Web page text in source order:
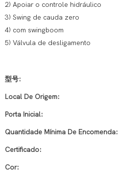
2) Apoiar o controle hidráulico
3) Swing de cauda zero
4) com swingboom
5) Válvula de desligamento
型号:
Local De Origem:
Porta Inicial:
Quantidade Mínima De Encomenda:
Certificado:
Cor: